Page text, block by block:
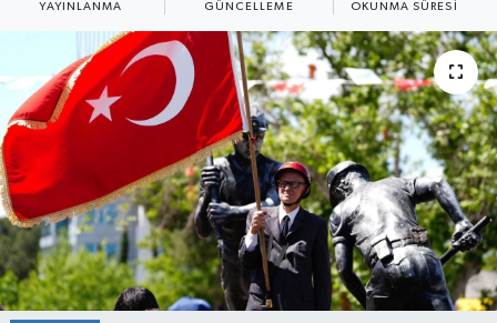
YAYINLANMA GÜNCELLEME OKUNMA SÜRESI